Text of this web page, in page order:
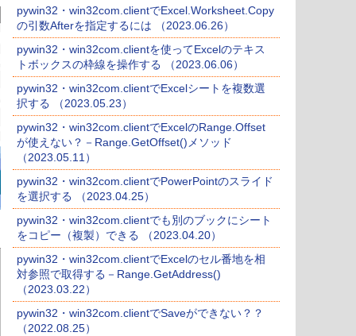
pywin32・win32com.clientでExcel.Worksheet.Copy
の引数Afterを指定するには （2023.06.26）
pywin32・win32com.clientを使ってExcelのテキス
トボックスの枠線を操作する （2023.06.06）
pywin32・win32com.clientでExcelシートを複数選
択する （2023.05.23）
pywin32・win32com.clientでExcelのRange.Offset
が使えない？－Range.GetOffset()メソッド
（2023.05.11）
pywin32・win32com.clientでPowerPointのスライド
を選択する （2023.04.25）
pywin32・win32com.clientでも別のブックにシート
をコピー（複製）できる （2023.04.20）
pywin32・win32com.clientでExcelのセル番地を相
対参照で取得する－Range.GetAddress()
（2023.03.22）
pywin32・win32com.clientでSaveができない？？
（2022.08.25）